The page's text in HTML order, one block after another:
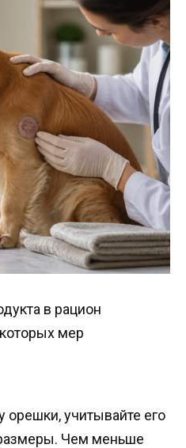
в рацион
мер
орешки, учитывайте его
Чем меньше